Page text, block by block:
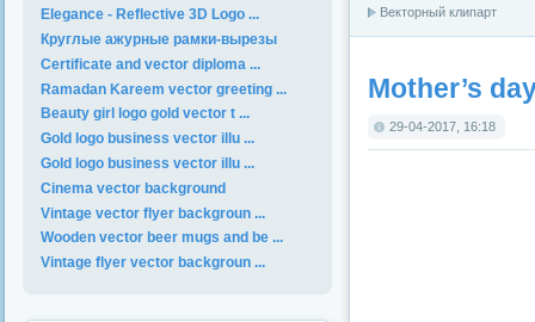
Векторный клипарт
Mother’s
29-04-2017, 16:18
Elegance - Reflective 3D Logo ...
Круглые ажурные рамки-вырезы
Certificate and vector diploma ...
Ramadan Kareem vector greeting ...
Beauty girl logo gold vector t ...
Gold logo business vector illu ...
Gold logo business vector illu ...
Cinema vector background
Vintage vector flyer backgroun ...
Wooden vector beer mugs and be ...
Vintage flyer vector backgroun ...